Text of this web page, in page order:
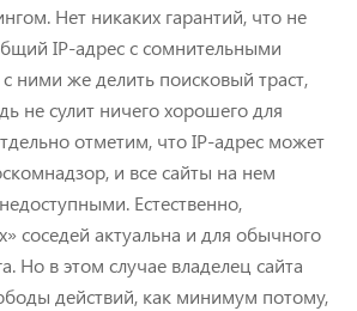
Нет никаких гарантий, что не
IP-адрес с сомнительными
ними же делить поисковый траст,
не сулит ничего хорошего для
отметим, что IP-адрес может
и все сайты на нем
Естественно,
соседей актуальна и для обычного
Но в этом случае владелец сайта
действий, как минимум потому,